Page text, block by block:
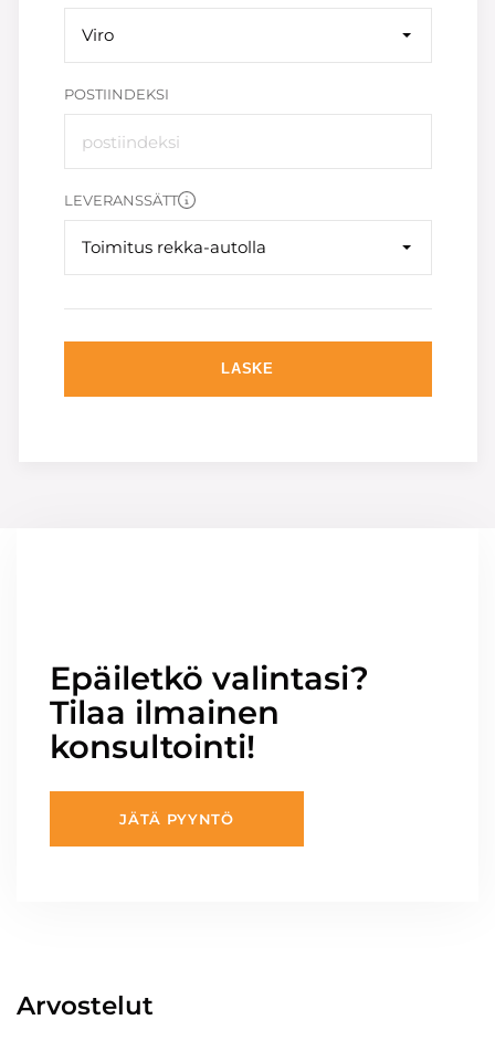
Viro
POSTIINDEKSI
LEVERANSSÄTT
Toimitus rekka-autolla
LASKE
Epäiletkö valintasi?
Tilaa ilmainen
konsultointi!
JÄTÄ PYYNTÖ
Arvostelut